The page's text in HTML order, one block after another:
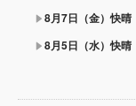
8月7日（金）快晴
8月5日（水）快晴